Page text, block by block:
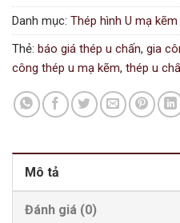
Danh mục: Thép hình U mạ
Thẻ: báo giá thép u chấn, gia
công thép u mạ kẽm, thép u
Mô tả
Đánh giá (0)